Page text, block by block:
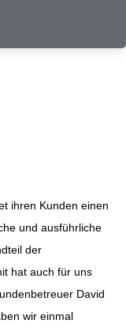
ihren Kunden einen
und ausführliche
der
hat auch für uns
David
wir einmal